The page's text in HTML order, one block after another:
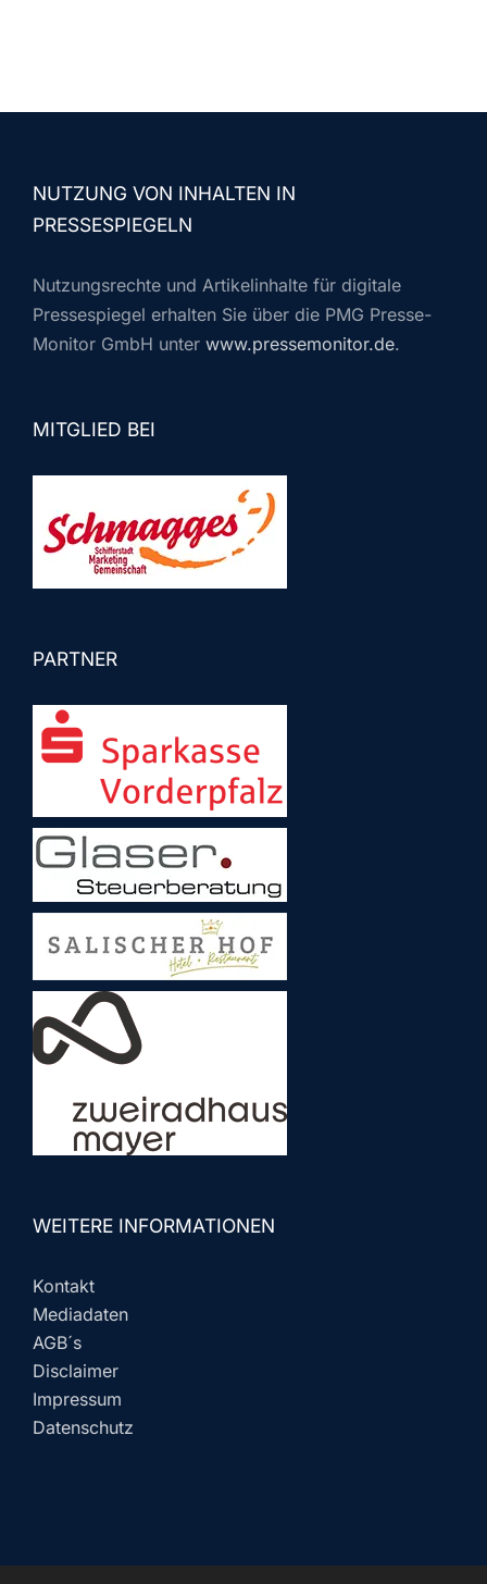
NUTZUNG VON INHALTEN IN
PRESSESPIEGELN
Nutzungsrechte und Artikelinhalte für digitale
Pressespiegel erhalten Sie über die PMG Presse-
Monitor GmbH unter www.pressemonitor.de.
MITGLIED BEI
PARTNER
WEITERE INFORMATIONEN
Kontakt
Mediadaten
AGB´s
Disclaimer
Impressum
Datenschutz